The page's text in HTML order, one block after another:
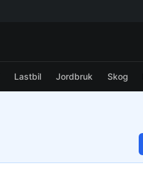
Lastbil Jordbruk Skog